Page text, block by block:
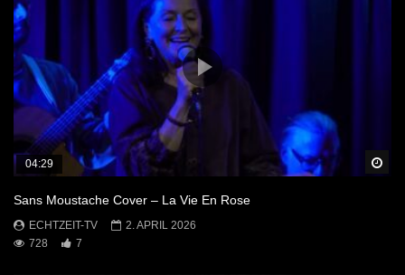
04:29
Sans Moustache Cover – La Vie En Rose
ECHTZEIT-TV
2. APRIL 2026
728
7